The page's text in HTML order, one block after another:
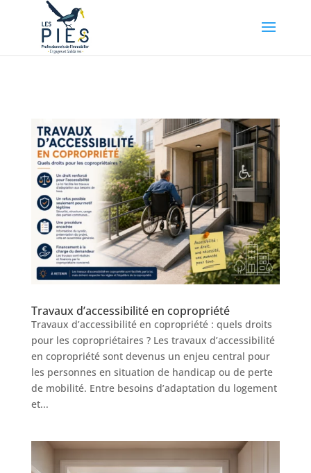
Travaux d’accessibilité en copropriété
Travaux d’accessibilité en copropriété : quels droits
pour les copropriétaires ? Les travaux d’accessibilité
en copropriété sont devenus un enjeu central pour
les personnes en situation de handicap ou de perte
de mobilité. Entre besoins d’adaptation du logement
et...